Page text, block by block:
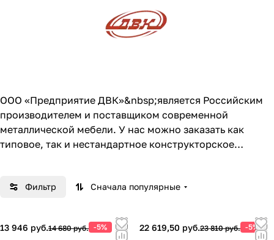
ООО «Предприятие ДВК»&nbsp;является Российским
производителем и поставщиком современной
металлической мебели. У нас можно заказать как
типовое, так и нестандартное конструкторское
специалисты нашей компании помогут реализовать
Современная металлическая мебель — это основа для
обустройства безопасного и эффективного рабочего
Фильтр Сначала популярные
13 946 руб.14 680 руб. -5% 22 619,50 руб.23 810 руб. -5%